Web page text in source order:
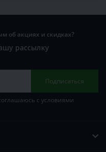
об акциях и скидках?
рассылку
Подписаться
с условиями